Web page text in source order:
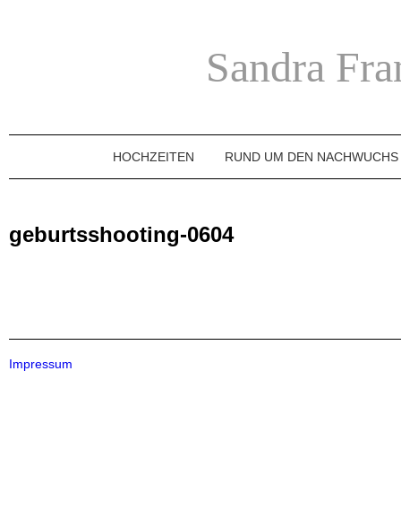
Sandra
HOCHZEITEN RUND UM DEN NACHWUCHS
geburtsshooting-0604
Impressum